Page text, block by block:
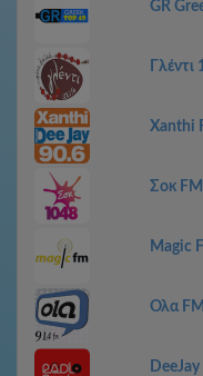
GR
Xanthi
Σοκ
Magic
Ολα FM